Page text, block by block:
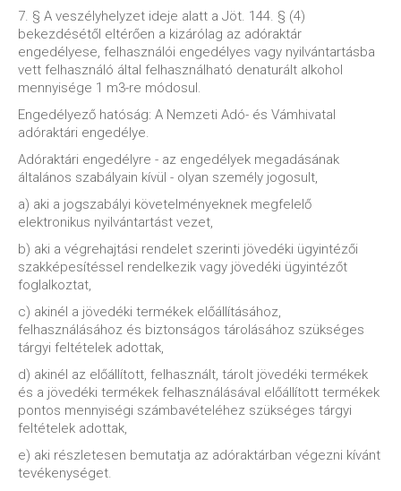
7. § A veszélyhelyzet ideje alatt a Jöt. 144. § (4)
bekezdésétől eltérően a kizárólag az adóraktár
engedélyese, felhasználói engedélyes vagy nyilvántartásba
vett felhasználó által felhasználható denaturált alkohol
mennyisége 1 m3-re módosul.
Engedélyező hatóság: A Nemzeti Adó- és Vámhivatal
adóraktári engedélye.
Adóraktári engedélyre - az engedélyek megadásának
általános szabályain kívül - olyan személy jogosult,
a) aki a jogszabályi követelményeknek megfelelő
elektronikus nyilvántartást vezet,
b) aki a végrehajtási rendelet szerinti jövedéki ügyintézői
szakképesítéssel rendelkezik vagy jövedéki ügyintézőt
foglalkoztat,
c) akinél a jövedéki termékek előállításához,
felhasználásához és biztonságos tárolásához szükséges
tárgyi feltételek adottak,
d) akinél az előállított, felhasznált, tárolt jövedéki termékek
és a jövedéki termékek felhasználásával előállított termékek
pontos mennyiségi számbavételéhez szükséges tárgyi
feltételek adottak,
e) aki részletesen bemutatja az adóraktárban végezni kívánt
tevékenységet.